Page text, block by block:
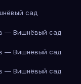
сад
— Вишнёвый сад
— Вишнёвый сад
— Вишнёвый сад